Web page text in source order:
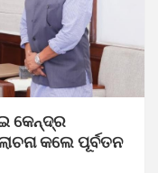
କେନ୍ଦ୍ର
କଲେ ପୂର୍ବତନ